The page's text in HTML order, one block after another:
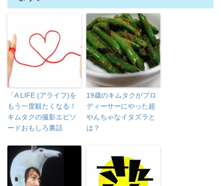
「A LIFE (アライフ)を
もう一度観たくなる！
キムタクの撮影エピソ
ードおもしろ裏話
19歳のキムタクがプロ
ディーサーにやった超
やんちゃなイタズラと
は？